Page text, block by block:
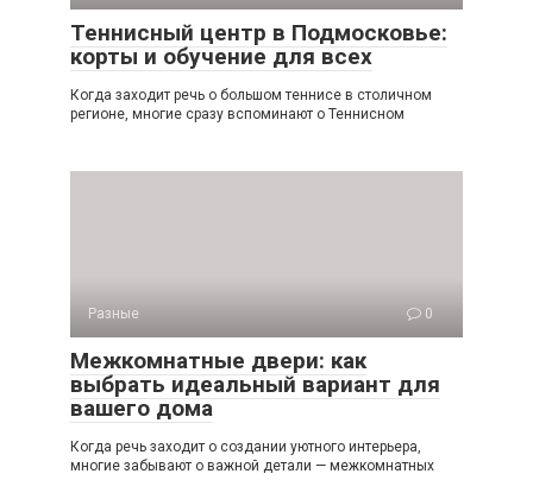
Теннисный центр в Подмосковье:
корты и обучение для всех
Когда заходит речь о большом теннисе в столичном
регионе, многие сразу вспоминают о Теннисном
Разные 0
Межкомнатные двери: как
выбрать идеальный вариант для
вашего дома
Когда речь заходит о создании уютного интерьера,
многие забывают о важной детали — межкомнатных